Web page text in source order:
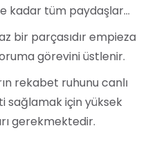
kadar tüm paydaşlar…
bir parçasıdır empieza
görevini üstlenir.
rekabet ruhunu canlı
sağlamak için yüksek
gerekmektedir.